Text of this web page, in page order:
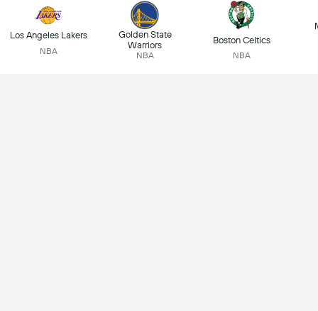
Los Angeles Lakers
NBA
Golden State
Warriors
NBA
Boston Celtics
NBA